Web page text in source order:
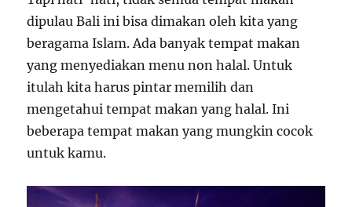
dipulau Bali ini bisa dimakan oleh kita yang
beragama Islam. Ada banyak tempat makan
yang menyediakan menu non halal. Untuk
itulah kita harus pintar memilih dan
mengetahui tempat makan yang halal. Ini
beberapa tempat makan yang mungkin cocok
untuk kamu.